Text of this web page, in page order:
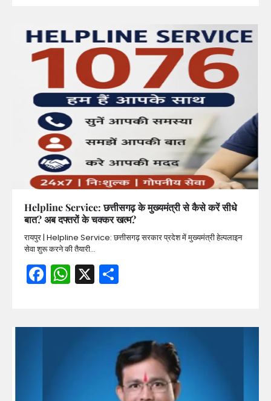
Helpline Service: छत्तीसगढ़ के मुख्यमंत्री से कैसे करें सीधे
बात? अब दफ्तरों के चक्कर खत्म?
रायपुर | Helpline Service: छत्तीसगढ़ सरकार प्रदेश में मुख्यमंत्री हेल्पलाइन
सेवा शुरू करने की तैयारी…
Facebook
WhatsApp
X